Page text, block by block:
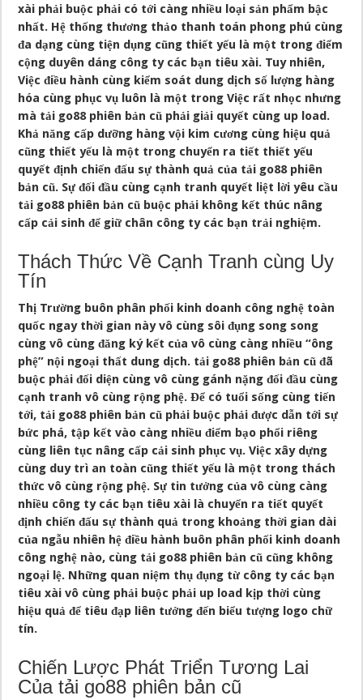
xài phải buộc phải có tới càng nhiều loại sản phẩm bậc
nhất. Hệ thống thương thảo thanh toán phong phú cùng
đa dạng cùng tiện dụng cũng thiết yếu là một trong điểm
cộng duyên dáng công ty các bạn tiêu xài. Tuy nhiên,
Việc điều hành cùng kiểm soát dung dịch số lượng hàng
hóa cùng phục vụ luôn là một trong Việc rất nhọc nhưng
mà tải go88 phiên bản cũ phải giải quyết cùng up load.
Khả năng cấp dưỡng hàng vội kim cương cùng hiệu quả
cũng thiết yếu là một trong chuyển ra tiết thiết yếu
quyết định chiến đấu sự thành quả của tải go88 phiên
bản cũ. Sự đối đầu cùng cạnh tranh quyết liệt lời yêu cầu
tải go88 phiên bản cũ buộc phải không kết thúc nâng
cấp cải sinh để giữ chân công ty các bạn trải nghiệm.
Thách Thức Về Cạnh Tranh cùng Uy
Tín
Thị Trường buôn phân phối kinh doanh công nghệ toàn
quốc ngay thời gian này vô cùng sôi đụng song song
cùng vô cùng đăng ký kết của vô cùng càng nhiều “ông
phệ” nội ngoại thất dung dịch. tải go88 phiên bản cũ đã
buộc phải đối diện cùng vô cùng gánh nặng đối đầu cùng
cạnh tranh vô cùng rộng phệ. Để có tuổi sống cùng tiến
tới, tải go88 phiên bản cũ phải buộc phải được dẫn tới sự
bức phá, tập kết vào càng nhiều điểm bạo phổi riêng
cùng liên tục nâng cấp cải sinh phục vụ. Việc xây dựng
cùng duy trì an toàn cũng thiết yếu là một trong thách
thức vô cùng rộng phệ. Sự tin tưởng của vô cùng càng
nhiều công ty các bạn tiêu xài là chuyển ra tiết quyết
định chiến đấu sự thành quả trong khoảng thời gian dài
của ngẫu nhiên hệ điều hành buôn phân phối kinh doanh
công nghệ nào, cùng tải go88 phiên bản cũ cũng không
ngoại lệ. Những quan niệm thụ đụng từ công ty các bạn
tiêu xài vô cùng phải buộc phải up load kịp thời cùng
hiệu quả để tiêu đạp liên tưởng đến biểu tượng logo chữ
tín.
Chiến Lược Phát Triển Tương Lai
Của tải go88 phiên bản cũ